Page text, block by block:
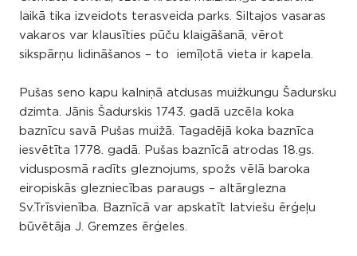
laikā tika izveidots terasveida parks. Siltajos vasaras
vakaros var klausīties pūču klaigāšanā, vērot
sikspārņu lidināšanos – to iemīļotā vieta ir kapela.
Pušas seno kapu kalniņā atdusas muižkungu Šadursku
dzimta. Jānis Šadurskis 1743. gadā uzcēla koka
baznīcu savā Pušas muižā. Tagadējā koka baznīca
iesvētīta 1778. gadā. Pušas baznīcā atrodas 18.gs.
vidusposmā radīts gleznojums, spožs vēlā baroka
eiropiskās glezniecības paraugs – altārglezna
Sv.Trīsvienība. Baznīcā var apskatīt latviešu ērģeļu
būvētāja J. Gremzes ērģeles.